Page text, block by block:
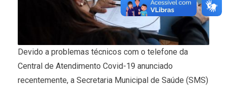
Devido a problemas técnicos com o telefone da
Central de Atendimento Covid-19 anunciado
recentemente, a Secretaria Municipal de Saúde (SMS)